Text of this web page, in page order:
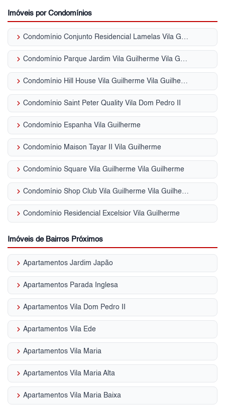
Imóveis por Condomínios
keyboard_arrow_right Condomínio Conjunto Residencial Lamelas Vila Guilherme
keyboard_arrow_right Condomínio Parque Jardim Vila Guilherme Vila Guilherme
keyboard_arrow_right Condomínio Hill House Vila Guilherme Vila Guilherme
keyboard_arrow_right Condomínio Saint Peter Quality Vila Dom Pedro II
keyboard_arrow_right Condomínio Espanha Vila Guilherme
keyboard_arrow_right Condomínio Maison Tayar II Vila Guilherme
keyboard_arrow_right Condomínio Square Vila Guilherme Vila Guilherme
keyboard_arrow_right Condomínio Shop Club Vila Guilherme Vila Guilherme
keyboard_arrow_right Condomínio Residencial Excelsior Vila Guilherme
Imóveis de Bairros Próximos
keyboard_arrow_right Apartamentos Jardim Japão
keyboard_arrow_right Apartamentos Parada Inglesa
keyboard_arrow_right Apartamentos Vila Dom Pedro II
keyboard_arrow_right Apartamentos Vila Ede
keyboard_arrow_right Apartamentos Vila Maria
keyboard_arrow_right Apartamentos Vila Maria Alta
keyboard_arrow_right Apartamentos Vila Maria Baixa